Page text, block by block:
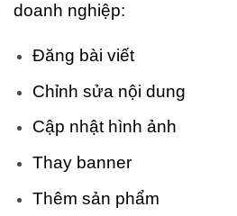
doanh nghiệp:
Đăng bài viết
Chỉnh sửa nội dung
Cập nhật hình ảnh
Thay banner
Thêm sản phẩm